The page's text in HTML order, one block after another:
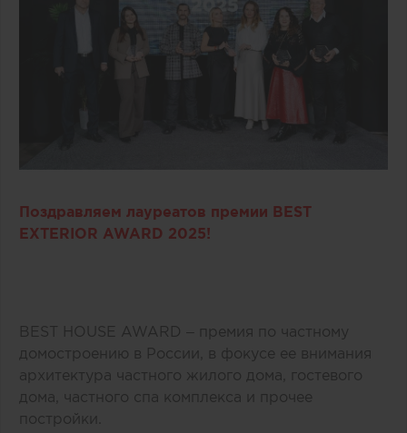
Поздравляем лауреатов премии BEST
EXTERIOR AWARD 2025!
BEST HOUSE AWARD – премия по частному
домостроению в России, в фокусе ее внимания
архитектура частного жилого дома, гостевого
дома, частного спа комплекса и прочее
постройки.